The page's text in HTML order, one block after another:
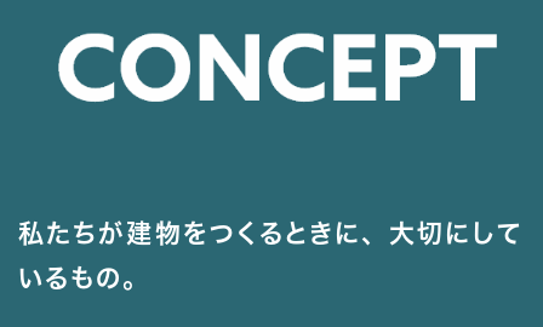
私たちが建物をつくるときに、 大切にして
いるもの。